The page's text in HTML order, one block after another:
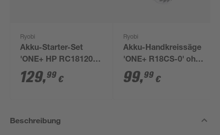
Ryobi
Akku-Starter-Set
'ONE+ HP RC18120-
150X' 18 V 5,0 Ah mit
Akku und Ladegerät
129,99 €
Ryobi
Akku-Handkreissäge
'ONE+ R18CS-0' ohne
Akku, Ø 165 mm
99,99 €
Beschreibung